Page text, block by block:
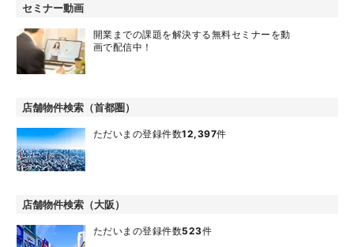
セミナー動画
開業までの課題を解決する無料セミナーを動
画で配信中！
店舗物件検索（首都圏）
ただいまの登録件数12,397件
店舗物件検索（大阪）
ただいまの登録件数523件